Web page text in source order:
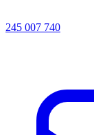
245 007 740